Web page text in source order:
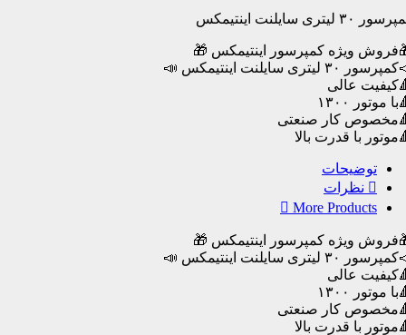
۳۰ لیتری سایلنت اینتیمکس
ویژه کمپرسور اینتیمکس 🎁
۳۰ لیتری سایلنت اینتیمکس 📣
عالی
موتور ۱۳۰۰
کار صنعتی
با قدرت بالا
توضیحات
نظرات
More Products
ویژه کمپرسور اینتیمکس 🎁
۳۰ لیتری سایلنت اینتیمکس 📣
عالی
موتور ۱۳۰۰
کار صنعتی
با قدرت بالا